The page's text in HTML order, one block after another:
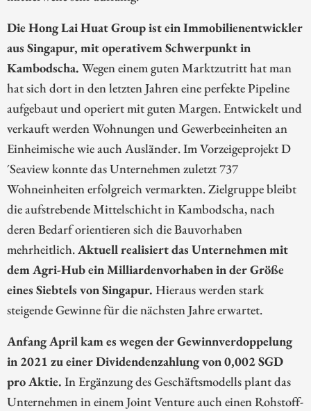
Die Hong Lai Huat Group ist ein Immobilienentwickler
aus Singapur, mit operativem Schwerpunkt in
Kambodscha. Wegen einem guten Marktzutritt hat man
hat sich dort in den letzten Jahren eine perfekte Pipeline
aufgebaut und operiert mit guten Margen. Entwickelt und
verkauft werden Wohnungen und Gewerbeeinheiten an
Einheimische wie auch Ausländer. Im Vorzeigeprojekt D
´Seaview konnte das Unternehmen zuletzt 737
Wohneinheiten erfolgreich vermarkten. Zielgruppe bleibt
die aufstrebende Mittelschicht in Kambodscha, nach
deren Bedarf orientieren sich die Bauvorhaben
mehrheitlich.Aktuell realisiert das Unternehmen mit
dem Agri-Hub ein Milliardenvorhaben in der Größe
eines Siebtels von Singapur. Hieraus werden stark
steigende Gewinne für die nächsten Jahre erwartet.
Anfang April kam es wegen der Gewinnverdoppelung
in 2021 zu einer Dividendenzahlung von 0,002 SGD
pro Aktie. In Ergänzung des Geschäftsmodells plant das
Unternehmen in einem Joint Venture auch einen Rohstoff-